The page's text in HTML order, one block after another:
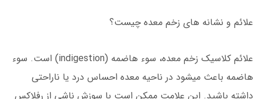
علائم و نشانه های زخم معده چیست؟
علائم کلاسیک زخم معده، سوء هاضمه (indigestion) است. سوء
هاضمه باعث میشود در ناحیه معده احساس درد یا ناراحتی
داشته باشید. این علامت ممکن است با سوزش ناشی از رفلاکس